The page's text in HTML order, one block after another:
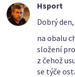
Hsport
Dobrý den,
na obalu
složení
z čehož
se týče